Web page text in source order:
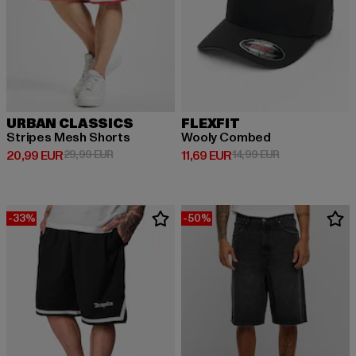
URBAN CLASSICS
Stripes Mesh Shorts
20,99 EUR
Derzeitiger Preis: 20,99 EUR
29,99 EURAktionspreis: 29,99 EUR
FLEXFIT
Wooly Combed
11,69 EUR
Derzeitiger Preis: 11,69 EUR
14,99 EURAktionspreis:
-33% -50%